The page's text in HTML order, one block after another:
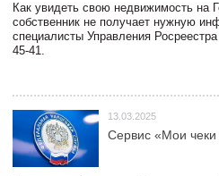
Как увидеть свою недвижимость на
собственник не получает нужную
специалисты Управления
45-41.
13.03.2025
Сервис «Мои чеки